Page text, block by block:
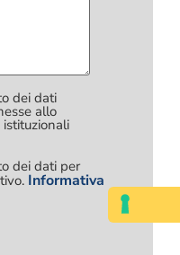
dei dati
allo
dei dati per
Informativa